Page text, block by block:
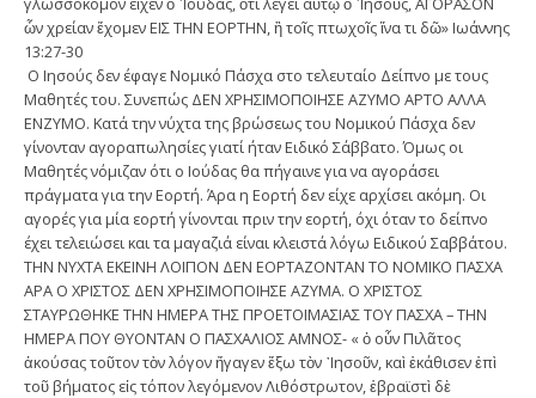
ὧν χρείαν ἔχομεν ΕΙΣ ΤΗΝ ΕΟΡΤΗΝ, ἢ τοῖς πτωχοῖς ἵνα τι δῶ» Ιωάννης
13:27-30
Ο Ιησούς δεν έφαγε Νομικό Πάσχα στο τελευταίο Δείπνο με τους
Μαθητές του. Συνεπώς ΔΕΝ ΧΡΗΣΙΜΟΠΟΙΗΣΕ ΑΖΥΜΟ ΑΡΤΟ ΑΛΛΑ
ΕΝΖΥΜΟ. Κατά την νύχτα της βρώσεως του Νομικού Πάσχα δεν
γίνονταν αγοραπωλησίες γιατί ήταν Ειδικό Σάββατο. Όμως οι
Μαθητές νόμιζαν ότι ο Ιούδας θα πήγαινε για να αγοράσει
πράγματα για την Εορτή. Άρα η Εορτή δεν είχε αρχίσει ακόμη. Οι
αγορές για μία εορτή γίνονται πριν την εορτή, όχι όταν το δείπνο
έχει τελειώσει και τα μαγαζιά είναι κλειστά λόγω Ειδικού Σαββάτου.
ΤΗΝ ΝΥΧΤΑ ΕΚΕΙΝΗ ΛΟΙΠΟΝ ΔΕΝ ΕΟΡΤΑΖΟΝΤΑΝ ΤΟ ΝΟΜΙΚΟ ΠΑΣΧΑ
ΑΡΑ Ο ΧΡΙΣΤΟΣ ΔΕΝ ΧΡΗΣΙΜΟΠΟΙΗΣΕ ΑΖΥΜΑ. Ο ΧΡΙΣΤΟΣ
ΣΤΑΥΡΩΘΗΚΕ ΤΗΝ ΗΜΕΡΑ ΤΗΣ ΠΡΟΕΤΟΙΜΑΣΙΑΣ ΤΟΥ ΠΑΣΧΑ – ΤΗΝ
ΗΜΕΡΑ ΠΟΥ ΘΥΟΝΤΑΝ Ο ΠΑΣΧΑΛΙΟΣ ΑΜΝΟΣ- « ὁ οὖν Πιλᾶτος
ἀκούσας τοῦτον τὸν λόγον ἤγαγεν ἔξω τὸν ᾿Ιησοῦν, καὶ ἐκάθισεν ἐπὶ
τοῦ βήματος εἰς τόπον λεγόμενον Λιθόστρωτον, ἑβραϊστὶ δὲ